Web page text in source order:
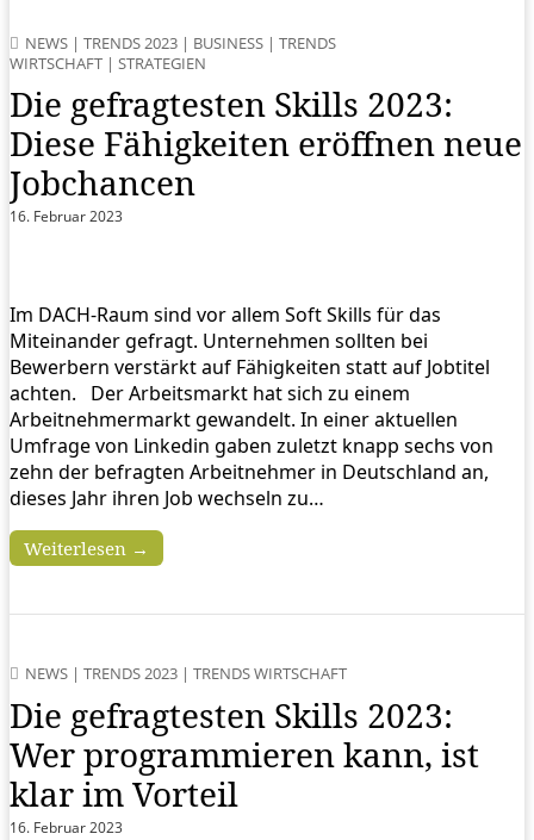
NEWS | TRENDS 2023 | BUSINESS | TRENDS
WIRTSCHAFT | STRATEGIEN
Die gefragtesten Skills 2023:
Diese Fähigkeiten eröffnen neue
Jobchancen
16. Februar 2023
Im DACH-Raum sind vor allem Soft Skills für das
Miteinander gefragt. Unternehmen sollten bei
Bewerbern verstärkt auf Fähigkeiten statt auf Jobtitel
achten. Der Arbeitsmarkt hat sich zu einem
Arbeitnehmermarkt gewandelt. In einer aktuellen
Umfrage von Linkedin gaben zuletzt knapp sechs von
zehn der befragten Arbeitnehmer in Deutschland an,
dieses Jahr ihren Job wechseln zu…
Weiterlesen →
NEWS | TRENDS 2023 | TRENDS WIRTSCHAFT
Die gefragtesten Skills 2023:
Wer programmieren kann, ist
klar im Vorteil
16. Februar 2023